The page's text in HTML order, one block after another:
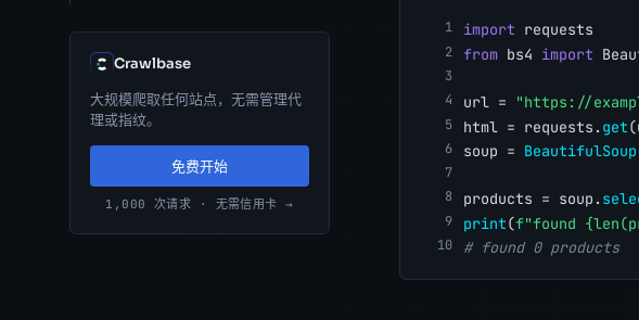
Crawlbase
大规模爬取任何站点，无需管理代
理或指纹。
免费开始
1,000 次请求 · 无需信用卡 →
import requests
from bs4 import
url =
"https://
html = requests. get
soup = BeautifulSoup
products = soup.
print(f"found
# found 0 products